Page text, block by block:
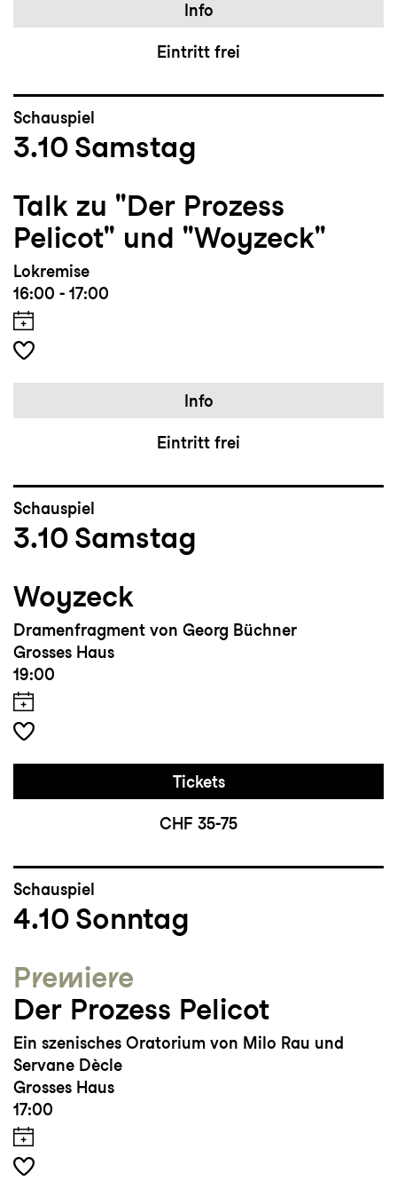
Info
Eintritt frei
Schauspiel
3.10 Samstag
Talk zu "Der Prozess
Pelicot" und "Woyzeck"
Lokremise
16:00 - 17:00
Info
Eintritt frei
Schauspiel
3.10 Samstag
Woyzeck
Dramenfragment von Georg Büchner
Grosses Haus
19:00
Tickets
CHF 35-75
Schauspiel
4.10 Sonntag
Premiere
Der Prozess Pelicot
Ein szenisches Oratorium von Milo Rau und
Servane Dècle
Grosses Haus
17:00